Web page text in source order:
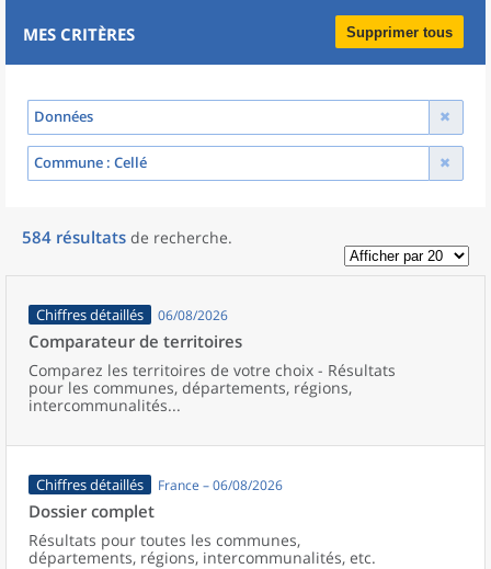
MES CRITÈRES Supprimer tous
Données
Commune : Cellé
584 résultats de recherche.
Chiffres détaillés 06/08/2026
Comparateur de territoires
Comparez les territoires de votre choix - Résultats
pour les communes, départements, régions,
intercommunalités...
Chiffres détaillés France – 06/08/2026
Dossier complet
Résultats pour toutes les communes,
départements, régions, intercommunalités, etc.